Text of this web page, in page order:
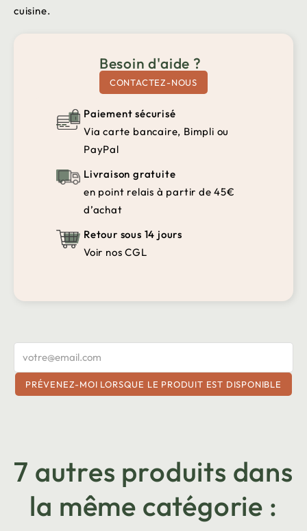
cuisine.
Besoin d'aide ?
CONTACTEZ-NOUS
Paiement sécurisé
Via carte bancaire, Bimpli ou
PayPal
Livraison gratuite
en point relais à partir de 45€
d’achat
Retour sous 14 jours
Voir nos CGL
PRÉVENEZ-MOI LORSQUE LE PRODUIT EST DISPONIBLE
7 autres produits dans
la même catégorie :